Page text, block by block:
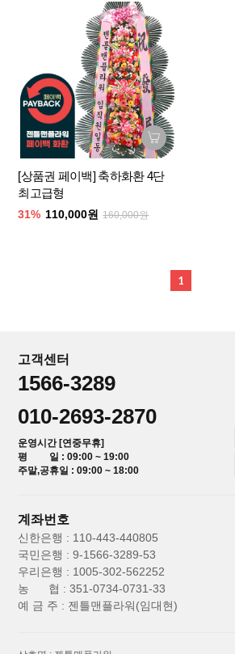
[상품권 페이백] 축하화환 4단
최고급형
31% 110,000원 160,000원
1
고객센터
1566-3289
010-2693-2870
운영시간 [연중무휴]
평 일 : 09:00 ~ 19:00
주말,공휴일 : 09:00 ~ 18:00
계좌번호
신한은행 : 110-443-440805
국민은행 : 9-1566-3289-53
우리은행 : 1005-302-562252
농 협 : 351-0734-0731-33
예 금 주 : 젠틀맨플라워(임대현)